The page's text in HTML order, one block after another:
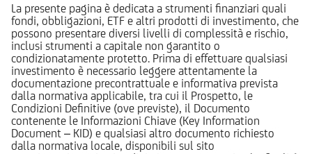
La presente pagina è dedicata a strumenti finanziari quali
fondi, obbligazioni, ETF e altri prodotti di investimento, che
possono presentare diversi livelli di complessità e rischio,
inclusi strumenti a capitale non garantito o
condizionatamente protetto. Prima di effettuare qualsiasi
investimento è necessario leggere attentamente la
documentazione precontrattuale e informativa prevista
dalla normativa applicabile, tra cui il Prospetto, le
Condizioni Definitive (ove previste), il Documento
contenente le Informazioni Chiave (Key Information
Document – KID) e qualsiasi altro documento richiesto
dalla normativa locale, disponibili sul sito